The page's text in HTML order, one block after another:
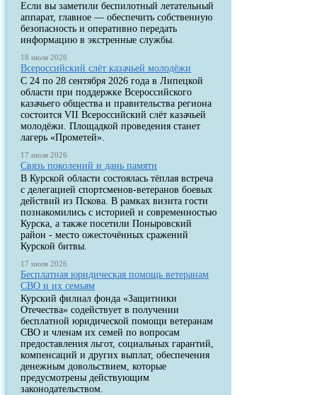
Если вы заметили беспилотный летательный
аппарат, главное — обеспечить собственную
безопасность и оперативно передать
информацию в экстренные службы.
18 июля 2026
Всероссийский слёт казачьей молодёжи
С 24 по 28 сентября 2026 года в Липецкой
области при поддержке Всероссийского
казачьего общества и правительства региона
состоится VII Всероссийский слёт казачьей
молодёжи. Площадкой проведения станет
лагерь «Прометей».
17 июля 2026
Связь поколений и дань памяти
В Курской области состоялась тёплая встреча
с делегацией спортсменов-ветеранов боевых
действий из Пскова. В рамках визита гости
познакомились с историей и современностью
Курска, а также посетили Поныровский
район - место ожесточённых сражений
Курской битвы.
17 июля 2026
Бесплатная юридическая помощь ветеранам
СВО и их семьям
Курский филиал фонда «Защитники
Отечества» содействует в получении
бесплатной юридической помощи ветеранам
СВО и членам их семей по вопросам
предоставления льгот, социальных гарантий,
компенсаций и других выплат, обеспечения
денежным довольствием, которые
предусмотрены действующим
законодательством.